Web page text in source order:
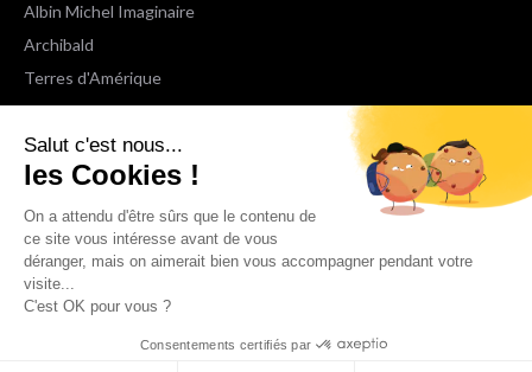
Salut c'est nous...
les Cookies !
On a attendu d'être sûrs que le contenu de
ce site vous intéresse avant de vous
déranger, mais on aimerait bien vous accompagner pendant votre
visite...
C'est OK pour vous ?
Consentements certifiés par
Albin Michel Imaginaire
Archibald
Terres d'Amérique
Espaces Libres Poche
NOX
Wiz
Voir toutes les collections
Nous suivre